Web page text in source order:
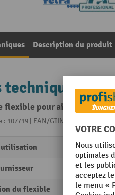
Description du produit
techniques
flexible pour air comprimé
107719 | EAN/GTIN: 4017976321530
10
du flexible Air